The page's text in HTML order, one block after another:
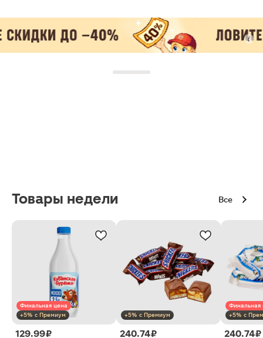
Товары недели Все
Финальная цена
+5% с Премиум
129.99 ₽
+5% с Премиум
240.74 ₽
Финальная
+5% с
240.74 ₽